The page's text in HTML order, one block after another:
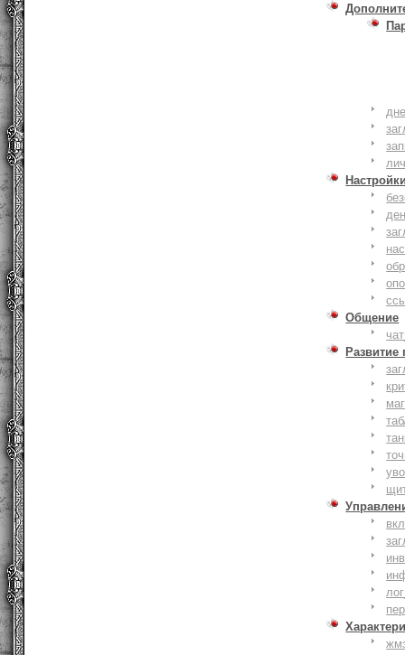
Общение
Развитие
маг